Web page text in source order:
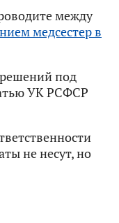
между
медсестер в
под
УК РСФСР
не несут, но